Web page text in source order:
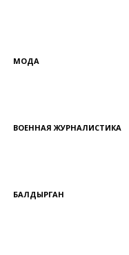
МОДА
ВОЕННАЯ ЖУРНАЛИСТИКА
БАЛДЫРГАН